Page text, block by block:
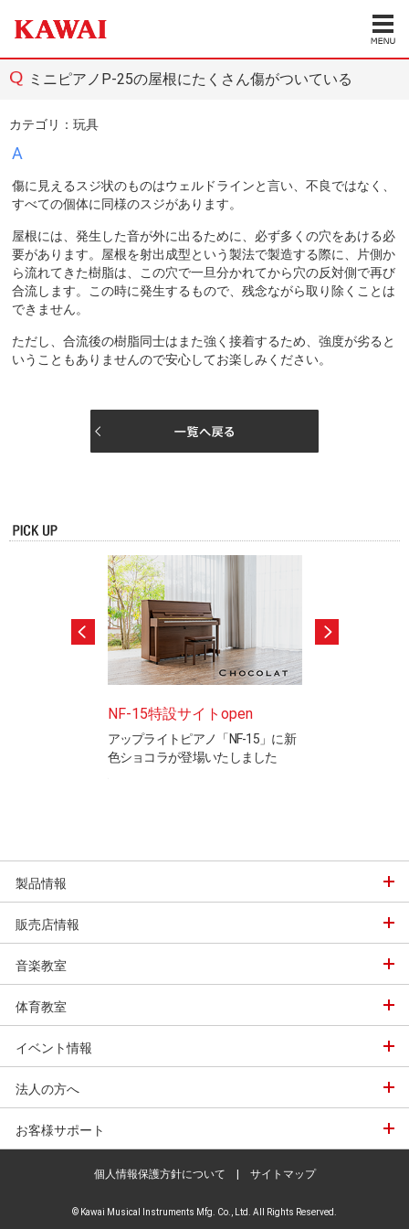
ミニピアノP-25の屋根にたくさん傷がついている
カテゴリ： 玩具
A
傷に見えるスジ状のものはウェルドラインと言い、不良ではなく、
すべての個体に同様のスジがあります。
屋根には、発生した音が外に出るために、必ず多くの穴をあける必
要があります。屋根を射出成型という製法で製造する際に、片側か
ら流れてきた樹脂は、この穴で一旦分かれてから穴の反対側で再び
合流します。この時に発生するもので、残念ながら取り除くことは
できません。
ただし、合流後の樹脂同士はまた強く接着するため、強度が劣ると
いうこともありませんので安心してお楽しみください。
NF-15特設サイトopen
アップライトピアノ「NF-15」に新
色ショコラが登場いたしました
製品情報
販売店情報
音楽教室
体育教室
イベント情報
法人の方へ
お客様サポート
個人情報保護方針について サイトマップ
© Kawai Musical Instruments Mfg. Co., Ltd. All Rights Reserved.